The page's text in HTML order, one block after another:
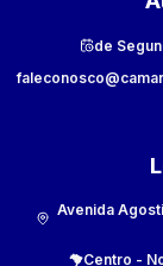
de
Avenida
Centro -